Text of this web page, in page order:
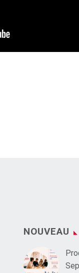
NOUVEAU